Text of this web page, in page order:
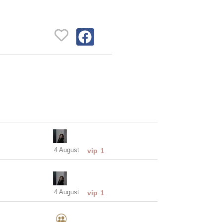
4 August vip 1
4 August vip 1